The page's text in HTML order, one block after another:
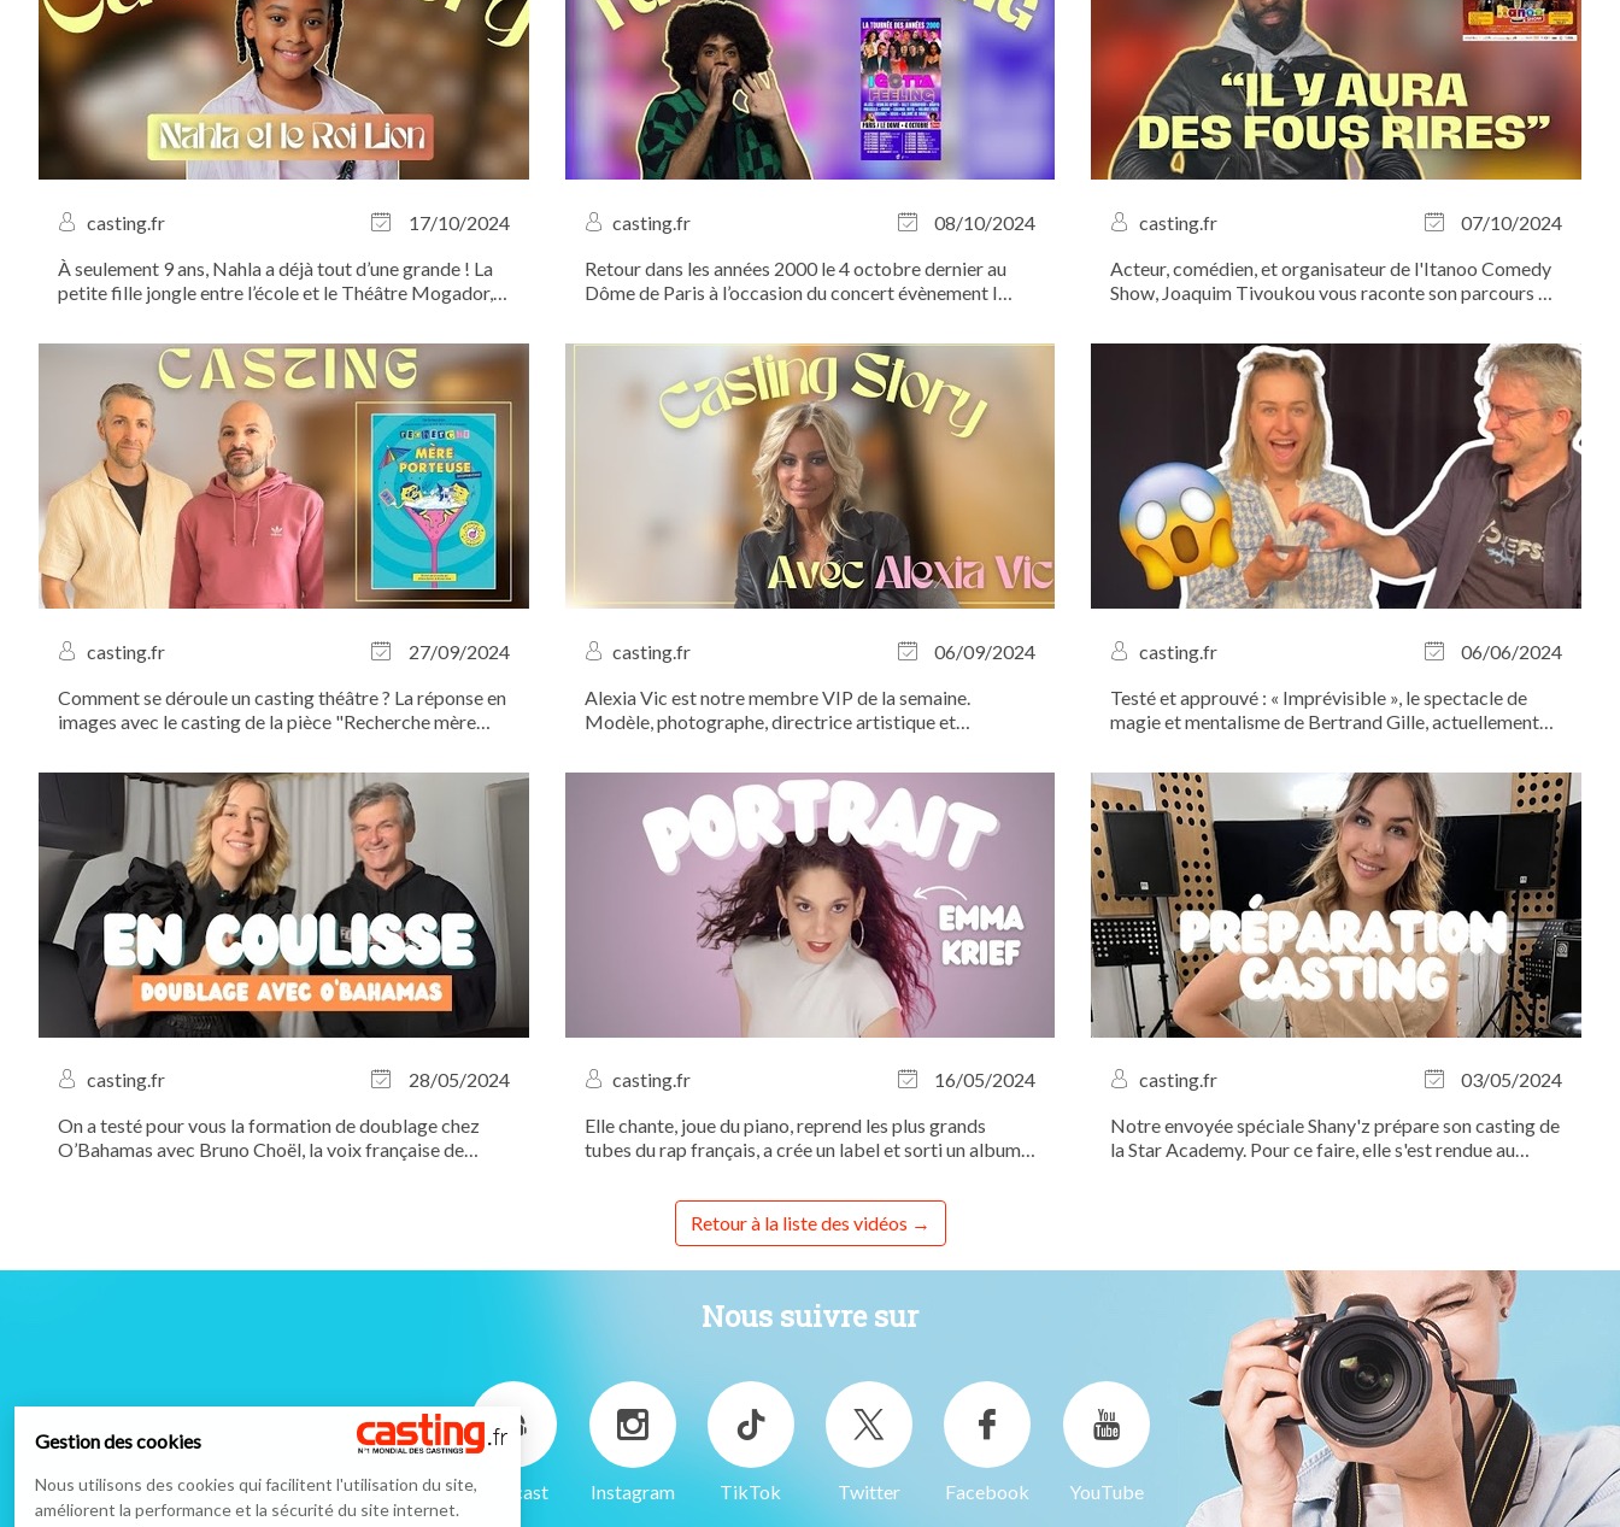
casting.fr
17/10/2024
À seulement 9 ans, Nahla a déjà tout d’une grande ! La
petite fille jongle entre l’école et le Théâtre Mogador,
“Le Roi Lion”
casting.fr
08/10/2024
Retour dans les années 2000 le 4 octobre dernier au
Dôme de Paris à l’occasion du concert évènement I
casting.fr
07/10/2024
Acteur, comédien, et organisateur de l'Itanoo Comedy
Show, Joaquim Tivoukou vous raconte son parcours et
incontournable du stand-up. Le 20 octobre prochain,
venez assister à un show réinventé, plein de...
casting.fr
27/09/2024
Comment se déroule un casting théâtre ? La réponse en
images avec le casting de la pièce "Recherche mère
Boutier et Nicolas Huan de la Compagnie Lâchez Prise
au Salon des Miroirs...
casting.fr
06/09/2024
Alexia Vic est notre membre VIP de la semaine.
Modèle, photographe, directrice artistique et
à mettre son talent au service des autres. Son truc à
elle, c’est la photographie. Découvrez...
casting.fr
06/06/2024
Testé et approuvé : « Imprévisible », le spectacle de
magie et mentalisme de Bertrand Gille, actuellement
casting.fr
28/05/2024
On a testé pour vous la formation de doublage chez
O’Bahamas avec Bruno Choël, la voix française de
casting.fr
16/05/2024
Elle chante, joue du piano, reprend les plus grands
tubes du rap français, a crée un label et sorti un album
avec la TRÈS productive Emma Krief...
casting.fr
03/05/2024
Notre envoyée spéciale Shany'z prépare son casting de
la Star Academy. Pour ce faire, elle s'est rendue au
Retour à la liste des vidéos
Nous suivre sur
Podcast Instagram TikTok Twitter Facebook YouTube
Gestion des cookies
Nous utilisons des cookies qui facilitent l'utilisation du site,
améliorent la performance et la sécurité du site internet.